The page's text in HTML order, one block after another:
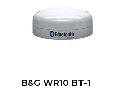
B&G WR10 BT-1